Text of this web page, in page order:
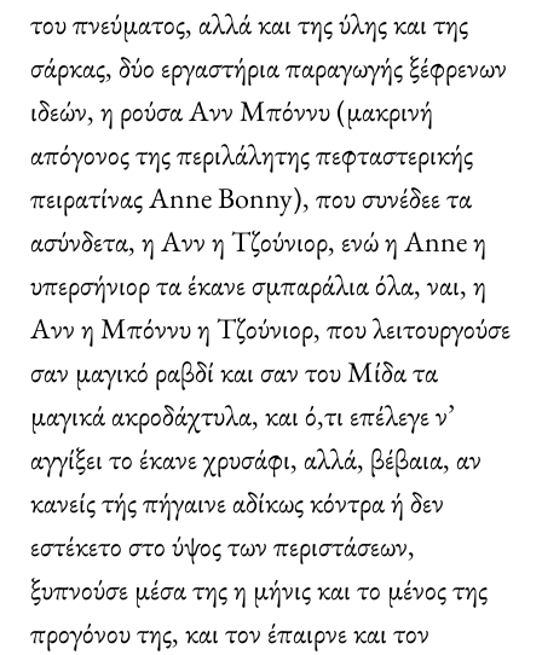
του πνεύματος, αλλά και της ύλης και της
σάρκας, δύο εργαστήρια παραγωγής ξέφρενων
ιδεών, η ρούσα Ανν Μπόννυ (μακρινή
απόγονος της περιλάλητης πεφταστερικής
πειρατίνας Anne Bonny), που συνέδεε τα
ασύνδετα, η Ανν η Τζούνιορ, ενώ η Anne η
υπερσήνιορ τα έκανε σμπαράλια όλα, ναι, η
Ανν η Μπόννυ η Τζούνιορ, που λειτουργούσε
σαν μαγικό ραβδί και σαν του Μίδα τα
μαγικά ακροδάχτυλα, και ό,τι επέλεγε ν’
αγγίξει το έκανε χρυσάφι, αλλά, βέβαια, αν
κανείς τής πήγαινε αδίκως κόντρα ή δεν
εστέκετο στο ύψος των περιστάσεων,
ξυπνούσε μέσα της η μήνις και το μένος της
προγόνου της, και τον έπαιρνε και τον